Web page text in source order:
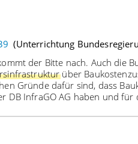
(Unterrichtung
der Bitte nach. Auch die
über
Gründe dafür sind, dass
DB InfraGO AG haben und